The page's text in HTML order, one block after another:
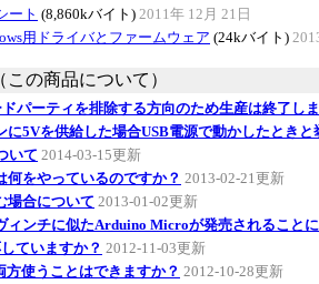
ート (8,860kバイト) 2011年 12月 21日
用ドライバとファームウェア (24kバイト)
の商品について）
パーティを排除する方向のため生産は終了し
に5Vを供給した場合USB電源で動かしたとき
いて 2014-03-15更新
何をやっているのですか？ 2013-02-21更新
場合について 2013-01-02更新
ィンチに似たArduino Microが発売されること
ていますか？ 2012-11-03更新
方使うことはできますか？ 2012-10-28更新